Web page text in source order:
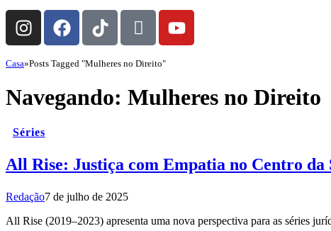
Casa»Posts Tagged "Mulheres no Direito"
Navegando: Mulheres no Direito
Séries
All Rise: Justiça com Empatia no Centro da
Redação7 de julho de 2025
All Rise (2019–2023) apresenta uma nova perspectiva para as séries